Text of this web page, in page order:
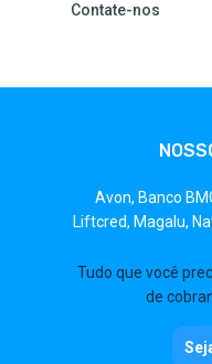
Contate-nos
Avon, Banco
Liftcred, Magalu,
Tudo que você
de